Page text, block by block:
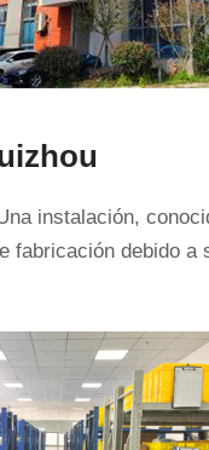
instalación,
debido